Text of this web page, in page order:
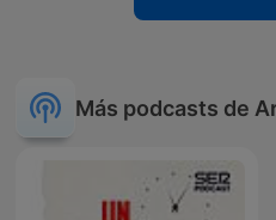
Más podcasts de